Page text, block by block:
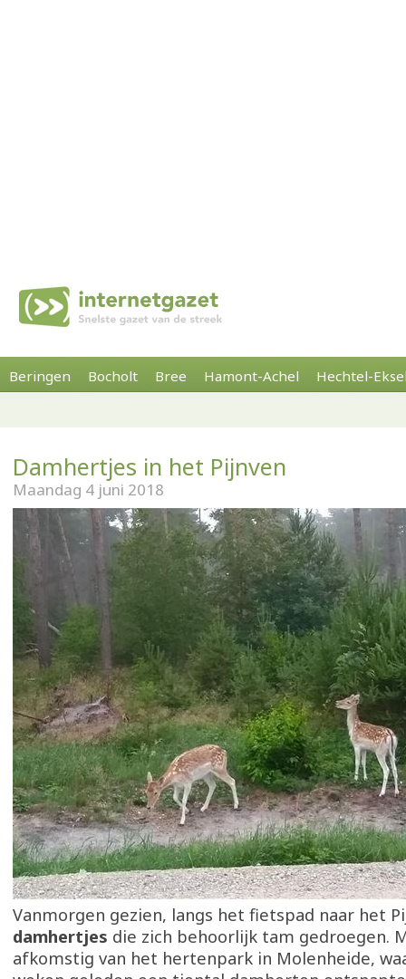
Beringen Bocholt Bree Hamont-Achel Hechtel-
Damhertjes in het Pijnven
Maandag 4 juni 2018
Vanmorgen gezien, langs het fietspad naar het
damhertjes die zich behoorlijk tam gedroegen.
afkomstig van het hertenpark in Molenheide,